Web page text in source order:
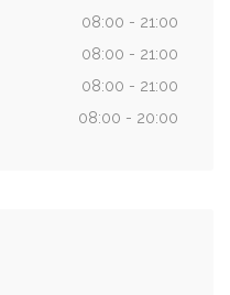
08:00 - 21:00
08:00 - 21:00
08:00 - 21:00
08:00 - 20:00